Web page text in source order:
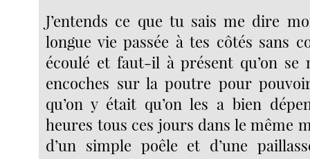
J’entends ce que tu sais me dire
longue vie passée à tes côtés sans
écoulé et faut-il à présent qu’on se
encoches sur la poutre pour
qu’on y était qu’on les a bien
heures tous ces jours dans le même
d’un simple poêle et d’une